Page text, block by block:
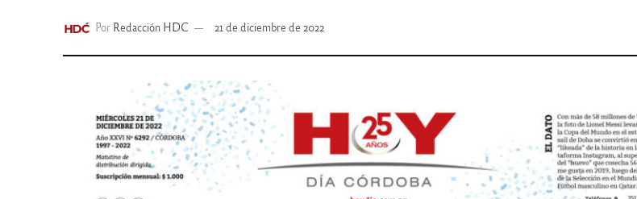
Por Redacción HDC 21 de diciembre de 2022